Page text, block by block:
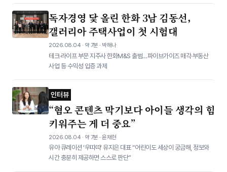
독자경영 닻 올린 한화 3남 김동선,
갤러리아 주택사업이 첫 시험대
2026.08.04 · 약 7분 · 박해나
테크·라이프 부문 지주사 한화M&S 출범…파이브가이즈 매각·부동산
사업 등 수익성 입증 과제
인터뷰
“혐오 콘텐츠 막기보다 아이들 생각의 힘
키워주는 게 더 중요”
2026.08.04 · 약 7분 · 윤채현
유아 큐레이션 ‘우따따’ 유지은 대표 “어린이도 세상이 궁금해, 정보와
시간 충분히 제공하면 스스로 판단”